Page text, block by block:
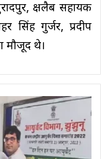
क्षलैब सहायक
सिंह गुर्जर, प्रदीप
मौजूद थे।